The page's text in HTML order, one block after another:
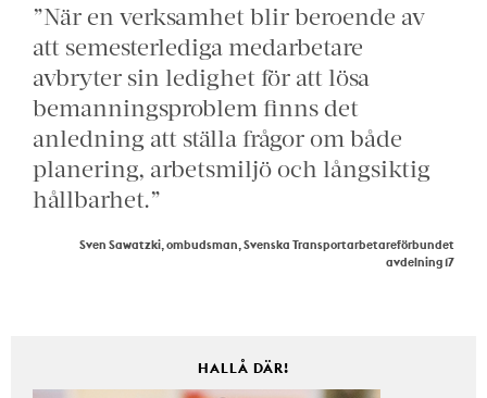
”När en verksamhet blir beroende av
att semesterlediga medarbetare
avbryter sin ledighet för att lösa
bemanningsproblem finns det
anledning att ställa frågor om både
planering, arbetsmiljö och långsiktig
hållbarhet.”
Sven Sawatzki, ombudsman, Svenska Transportarbetareförbundet
avdelning 17
HALLÅ DÄR!